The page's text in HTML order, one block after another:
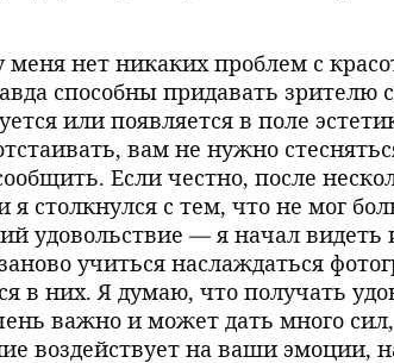
меня нет никаких проблем с
способны придавать зрителю
или появляется в поле
вам не нужно
Если честно, после
я столкнулся с тем, что не мог
удовольствие — я начал
учиться наслаждаться
в них. Я думаю, что получать
важно и может дать много
воздействует на ваши эмоции,